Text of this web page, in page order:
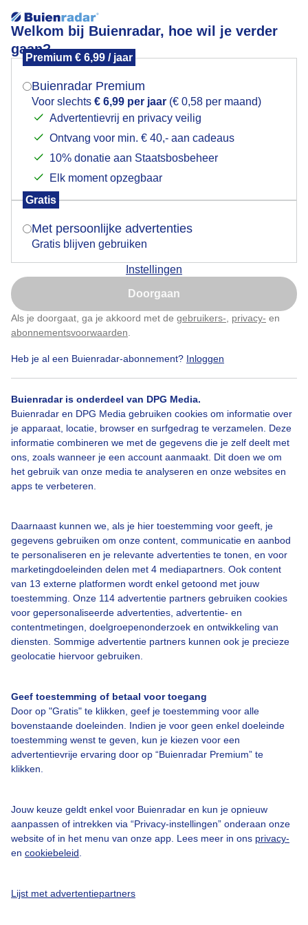
Welkom bij Buienradar, hoe wil je verder
gaan?
Premium € 6,99 / jaar
Buienradar Premium
Voor slechts € 6,99 per jaar (€ 0,58 per maand)
Advertentievrij en privacy veilig
Ontvang voor min. € 40,- aan cadeaus
10% donatie aan Staatsbosbeheer
Elk moment opzegbaar
Gratis
Met persoonlijke advertenties
Gratis blijven gebruiken
Instellingen
Doorgaan
Als je doorgaat, ga je akkoord met de gebruikers- privacy- en
abonnementsvoorwaarden
Heb je al een Buienradar-abonnement? Inloggen
Buienradar is onderdeel van DPG Media.
Buienradar en DPG Media gebruiken cookies om informatie over
je apparaat, locatie, browser en surfgedrag te verzamelen. Deze
informatie combineren we met de gegevens die je zelf deelt met
ons, zoals wanneer je een account aanmaakt. Dit doen we om
het gebruik van onze media te analyseren en onze websites en
apps te verbeteren.
Daarnaast kunnen we, als je hier toestemming voor geeft, je
gegevens gebruiken om onze content, communicatie en aanbod
te personaliseren en je relevante advertenties te tonen, en voor
marketingdoeleinden delen met 4 mediapartners. Ook content
van 13 externe platformen wordt enkel getoond met jouw
toestemming. Onze 114 advertentie partners gebruiken cookies
voor gepersonaliseerde advertenties, advertentie- en
contentmetingen, doelgroepenonderzoek en ontwikkeling van
diensten. Sommige advertentie partners kunnen ook je precieze
geolocatie hiervoor gebruiken.
Geef toestemming of betaal voor toegang
Door op "Gratis" te klikken, geef je toestemming voor alle
bovenstaande doeleinden. Indien je voor geen enkel doeleinde
toestemming wenst te geven, kun je kiezen voor een
advertentievrije ervaring door op “Buienradar Premium” te
klikken.
Jouw keuze geldt enkel voor Buienradar en kun je opnieuw
aanpassen of intrekken via “Privacy-instellingen” onderaan onze
website of in het menu van onze app. Lees meer in ons privacy-
en cookiebeleid
Lijst met advertentiepartners
Zonsopkomt
Prachtige zonsopkomst vanmorgen met die mist.
Door: Hennie Wijlens Gemaakt: 08-05-2026, 87x bekeken
#mist
Een moment geduld aub...
Over Buienradar
Veelgestelde vragen
Contact
Toegankelijkheid
Gebruikersvoorwaarden
Adverteren
Buienradar Team
Cookie beleid
Privacy instellingen
Gratis weerdata
@BuienradarNL
Buienradar
Mogen we je locatie gebruiken voor het
Indien je hier nog geen akkoord op hebt gegeven,
verschijnt er zo een pop-up uit je browser waarin
Is goed, toon de popup
Nu niet, misschien later
Klik hierom dit aan te passen